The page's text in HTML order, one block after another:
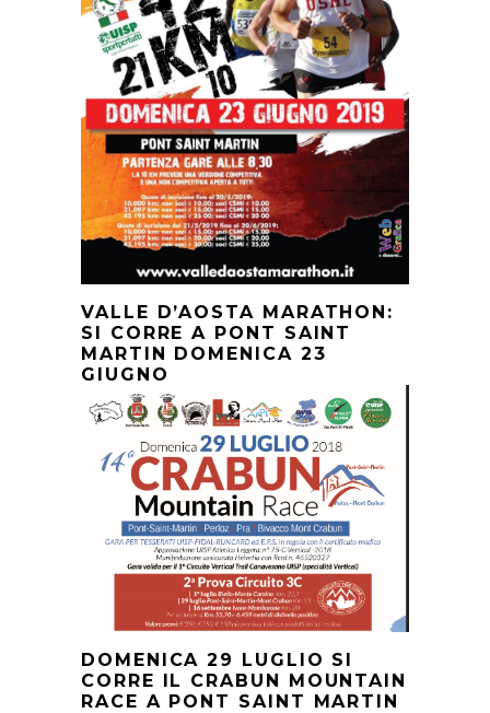
VALLE D’AOSTA MARATHON:
SI CORRE A PONT SAINT
MARTIN DOMENICA 23
GIUGNO
DOMENICA 29 LUGLIO SI
CORRE IL CRABUN MOUNTAIN
RACE A PONT SAINT MARTIN